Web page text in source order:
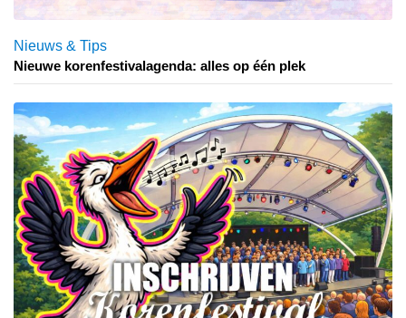
Nieuws & Tips
Nieuwe korenfestivalagenda: alles op één plek